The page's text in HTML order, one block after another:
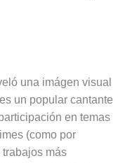
una imágen visual
un popular cantante
en temas
(como por
más